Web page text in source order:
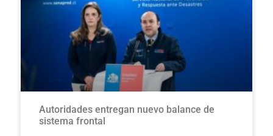
Autoridades entregan nuevo balance de
sistema frontal